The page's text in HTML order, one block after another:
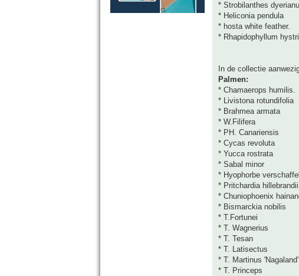
* Strobilanthes
* Heliconia pendula
* hosta white feather.
* Rhapidophyllum
In de collectie
Palmen:
* Chamaerops humilis.
* Livistona rotundifolia
* Brahmea armata
* W.Filifera
* PH. Canariensis
* Cycas revoluta
* Yucca rostrata
* Sabal minor
* Hyophorbe
* Pritchardia hillebrandii
* Chuniophoenix
* Bismarckia nobilis
* T.Fortunei
* T. Wagnerius
* T. Tesan
* T. Latisectus
* T. Martinus 'Nagaland'
* T. Princeps